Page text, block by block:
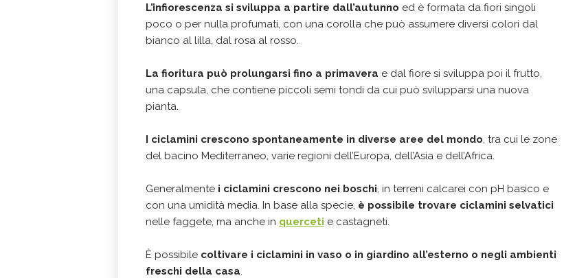
L’infiorescenza si sviluppa a partire dall’autunno ed è formata da fiori singoli
poco o per nulla profumati, con una corolla che può assumere diversi colori dal
bianco al lilla, dal rosa al rosso.
La fioritura può prolungarsi fino a primavera e dal fiore si sviluppa poi il frutto,
una capsula, che contiene piccoli semi tondi da cui può svilupparsi una nuova
pianta.
I ciclamini crescono spontaneamente in diverse aree del mondo, tra cui le zone
del bacino Mediterraneo, varie regioni dell’Europa, dell’Asia e dell’Africa.
Generalmente i ciclamini crescono nei boschi, in terreni calcarei con pH basico e
con una umidità media. In base alla specie, è possibile trovare ciclamini selvatici
nelle faggete, ma anche in querceti e castagneti.
È possibile coltivare i ciclamini in vaso o in giardino all’esterno o negli ambienti
freschi della casa.